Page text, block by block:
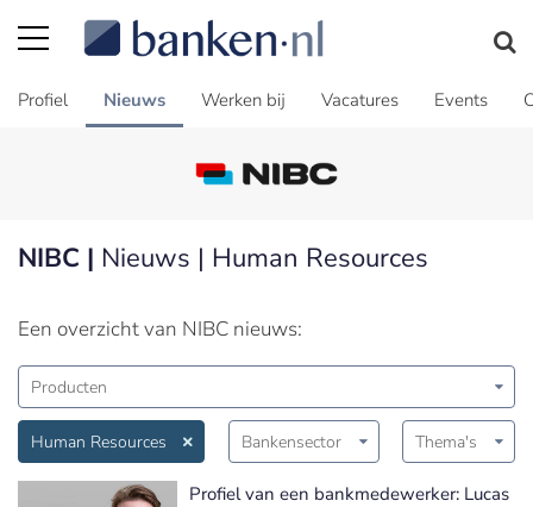
Profiel Nieuws Werken bij Vacatures Events
NIBC | Nieuws | Human Resources
Een overzicht van NIBC nieuws:
Producten
Human Resources Bankensector Thema's
Profiel van een bankmedewerker: Lucas